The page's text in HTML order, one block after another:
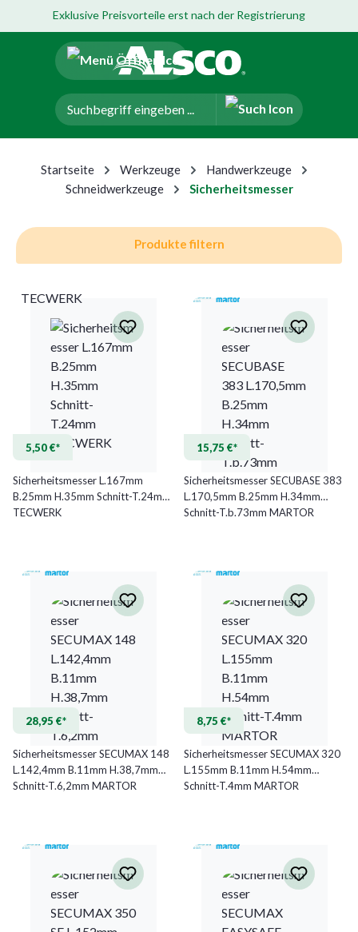
Hauptinhalt springen
Zur Navigation der B2B-Plattform springen
Exklusive Preisvorteile erst nach der Registrierung
Startseite Werkzeuge
Handwerkzeuge
Schneidwerkzeuge
Sicherheitsmesser
Produkte filtern
TECWERK
5,50 €*
Sicherheitsmesser L.167mm
B.25mm H.35mm Schnitt-T.24mm
TECWERK
15,75 €*
Sicherheitsmesser SECUBASE 383
L.170,5mm B.25mm H.34mm
Schnitt-T.b.73mm MARTOR
28,95 €*
Sicherheitsmesser SECUMAX 148
L.142,4mm B.11mm H.38,7mm
Schnitt-T.6,2mm MARTOR
8,75 €*
Sicherheitsmesser SECUMAX 320
L.155mm B.11mm H.54mm
Schnitt-T.4mm MARTOR